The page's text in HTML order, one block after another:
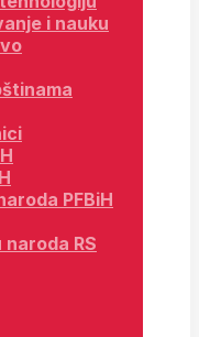
i nauku
PFBiH
RS